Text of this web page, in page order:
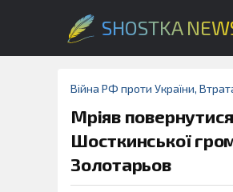
SHOSTKA
Війна РФ проти України,
Мріяв
Шосткинської
Золотарьов